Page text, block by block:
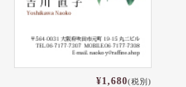
¥1,680(税別)